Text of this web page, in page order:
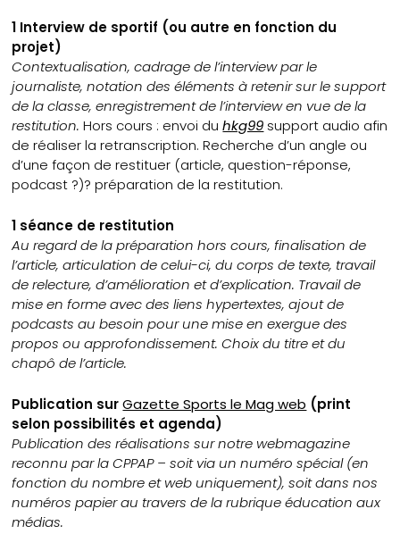
1 Interview de sportif (ou autre en fonction du
projet)
Contextualisation, cadrage de l’interview par le
journaliste, notation des éléments à retenir sur le support
de la classe, enregistrement de l’interview en vue de la
restitution.Hors cours : envoi duhkg99 support audio afin
de réaliser la retranscription. Recherche d’un angle ou
d’une façon de restituer (article, question-réponse,
podcast ?)? préparation de la restitution.
1 séance de restitution
Au regard de la préparation hors cours, finalisation de
l’article, articulation de celui-ci, du corps de texte, travail
de relecture, d’amélioration et d’explication. Travail de
mise en forme avec des liens hypertextes, ajout de
podcasts au besoin pour une mise en exergue des
propos ou approfondissement. Choix du titre et du
chapô de l’article.
Publication surGazette Sports le Mag web (print
selon possibilités et agenda)
Publication des réalisations sur notre webmagazine
reconnu par la CPPAP – soit via un numéro spécial (en
fonction du nombre et web uniquement), soit dans nos
numéros papier au travers de la rubrique éducation aux
médias.